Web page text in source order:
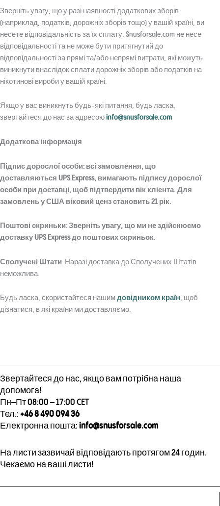
Зверніть увагу, що у разі наявності додаткових зборів
(наприклад, податків, дорожніх зборів тощо) у вашій країні, ви
несете відповідальність за їх сплату. Snusforsale.com не несе
відповідальності та не може бути притягнутий до
відповідальності за прямі та/або непрямі витрати, які можуть
виникнути внаслідок сплати дорожніх зборів або податків на
нікотинові вироби у вашій країні.
Якщо у вас виникнуть будь-які питання, будь ласка,
звертайтеся до нас за адресоюinfo@snusforsale.com
Додаткова інформація
Підпис дорослої особи: всі замовлення, що
доставляються UPS Express, вимагають підпису дорослої
особи при доставці, щоб підтвердити вік клієнта. Для
замовлень у США віковий ценз становить 21 рік.
Поштові скриньки: Зверніть увагу, що ми не здійснюємо
доставку UPS Express до поштових скриньок.
Сполучені Штати: Наразі доставка до Сполучених Штатів
неможлива.
Будь ласка, скористайтеся нашимдовідником країн, щоб
дізнатися, в які країни ми доставляємо.
Звертайтеся до нас, якщо вам потрібна наша
допомога!
Пн–Пт 08:00 – 17:00 CET
Тел.:+46 8 490 094 36
Електронна пошта:info@snusforsale.com
На листи зазвичай відповідають протягом 24 годин.
Чекаємо на ваші листи!